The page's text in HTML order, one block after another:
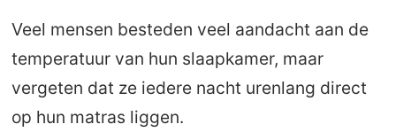
Veel mensen besteden veel aandacht aan de
temperatuur van hun slaapkamer, maar
vergeten dat ze iedere nacht urenlang direct
op hun matras liggen.